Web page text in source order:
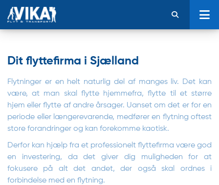
Dit flyttefirma i Sjælland
Flytninger er en helt naturlig del af manges liv. Det kan
være, at man skal flytte hjemmefra, flytte til et større
hjem eller flytte af andre årsager. Uanset om det er for en
periode eller længerevarende, medfører en flytning oftest
store forandringer og kan forekomme kaotisk.
Derfor kan hjælp fra et professionelt flyttefirma være god
en investering, da det giver dig muligheden for at
fokusere på alt det andet, der også skal ordnes i
forbindelse med en flytning.